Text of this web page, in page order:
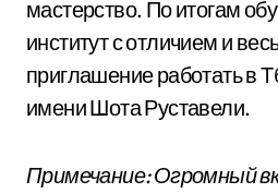
мастерство. По итогам
институт с отличием и
приглашение работать в
имени Шота Руставели.
Примечание: Огромный